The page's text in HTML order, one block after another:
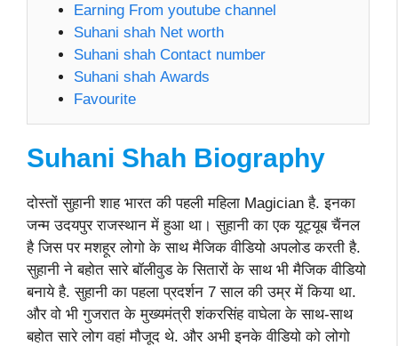
Earning From youtube channel
Suhani shah Net worth
Suhani shah Contact number
Suhani shah Awards
Favourite
Suhani Shah Biography
दोस्तों सुहानी शाह भारत की पहली महिला Magician है. इनका
जन्म उदयपुर राजस्थान में हुआ था। सुहानी का एक यूट्यूब चैंनल
है जिस पर मशहूर लोगो के साथ मैजिक वीडियो अपलोड करती है.
सुहानी ने बहोत सारे बॉलीवुड के सितारों के साथ भी मैजिक वीडियो
बनाये है. सुहानी का पहला प्रदर्शन 7 साल की उम्र में किया था.
और वो भी गुजरात के मुख्यमंत्री शंकरसिंह वाघेला के साथ-साथ
बहोत सारे लोग वहां मौजूद थे. और अभी इनके वीडियो को लोगो